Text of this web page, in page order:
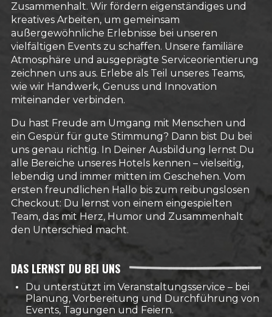
Zusammenhalt. Wir fördern eigenständiges und
kreatives Arbeiten, um gemeinsam
außergewöhnliche Erlebnisse bei unseren
vielfältigen Events zu schaffen. Unsere familiäre
Atmosphäre und ausgeprägte Serviceorientierung
zeichnen uns aus. Erlebe als Teil unseres Teams,
wie wir Handwerk, Genuss und Innovation
miteinander verbinden.
Du hast Freude am Umgang mit Menschen und
ein Gespür für gute Stimmung? Dann bist Du bei
uns genau richtig. In Deiner Ausbildung lernst Du
alle Bereiche unseres Hotels kennen – vielseitig,
lebendig und immer mitten im Geschehen. Vom
ersten freundlichen Hallo bis zum reibungslosen
Checkout: Du lernst von einem eingespielten
Team, das mit Herz, Humor und Zusammenhalt
den Unterschied macht.
DAS LERNST DU BEI UNS
Du unterstützt im Veranstaltungsservice – bei
Planung, Vorbereitung und Durchführung von
Events, Tagungen und Feiern.